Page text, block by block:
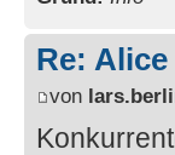
Re:
von